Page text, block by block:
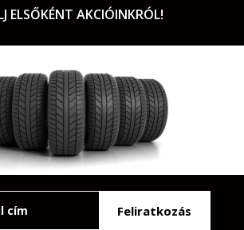
ELSŐKÉNT AKCIÓINKRÓL!
Feliratkozás